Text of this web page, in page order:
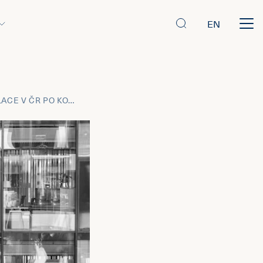
EN
DUBEN 2021 - NEJISTÉ VÝHLEDY INFLACE V ČR PO KONCI PANDEMIE KORONAVIRU. VLIV HOSPODÁŘSKÉHO RŮSTU, VYSOKÉ MÍRY ÚSPOR A ODLOŽENÉ SPOTŘEBY.